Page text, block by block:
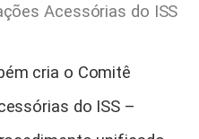
Acessórias do ISS
cria o Comitê
do ISS –